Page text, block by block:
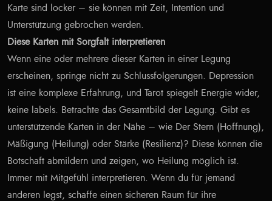
Karte sind locker – sie können mit Zeit, Intention und
Unterstützung gebrochen werden.
Diese Karten mit Sorgfalt interpretieren
Wenn eine oder mehrere dieser Karten in einer Legung
erscheinen, springe nicht zu Schlussfolgerungen. Depression
ist eine komplexe Erfahrung, und Tarot spiegelt Energie wider,
keine labels. Betrachte das Gesamtbild der Legung. Gibt es
unterstützende Karten in der Nähe – wie Der Stern (Hoffnung),
Mäßigung (Heilung) oder Stärke (Resilienz)? Diese können die
Botschaft abmildern und zeigen, wo Heilung möglich ist.
Immer mit Mitgefühl interpretieren. Wenn du für jemand
anderen legst, schaffe einen sicheren Raum für ihre